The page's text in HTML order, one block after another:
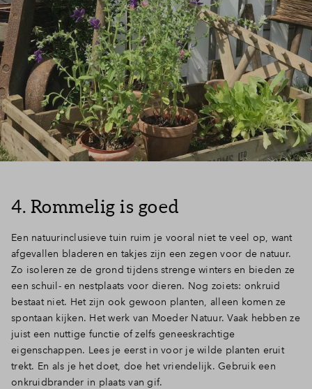
4. Rommelig is goed
Een natuurinclusieve tuin ruim je vooral niet te veel op, want
afgevallen bladeren en takjes zijn een zegen voor de natuur.
Zo isoleren ze de grond tijdens strenge winters en bieden ze
een schuil- en nestplaats voor dieren. Nog zoiets: onkruid
bestaat niet. Het zijn ook gewoon planten, alleen komen ze
spontaan kijken. Het werk van Moeder Natuur. Vaak hebben ze
juist een nuttige functie of zelfs geneeskrachtige
eigenschappen. Lees je eerst in voor je wilde planten eruit
trekt. En als je het doet, doe het vriendelijk. Gebruik een
onkruidbrander in plaats van gif.